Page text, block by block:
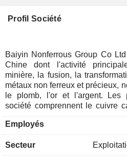
Profil Société
Baiyin Nonferrous Group Co
Chine dont l'activité
minière, la fusion, la
métaux non ferreux et précieux,
le plomb, l'or et l'argent. Les
société comprennent le cuivre
cuivre, le concentré de plomb-
l'industrie légère, de la
Employés
Secteur